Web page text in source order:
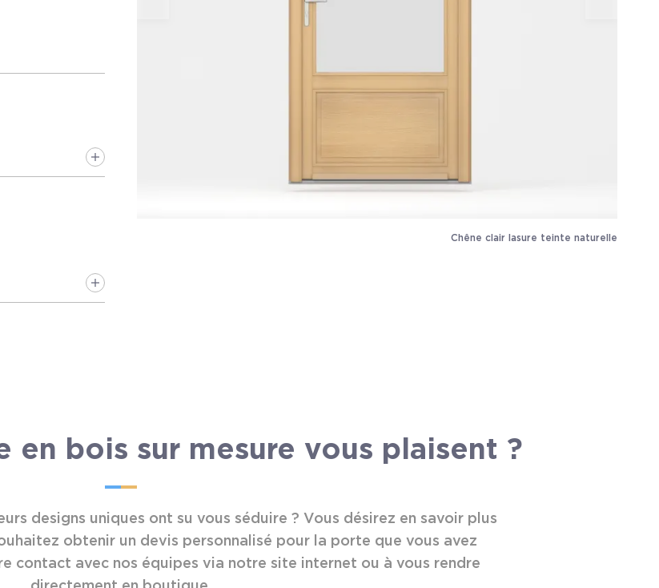
Chêne clair lasure teinte naturelle
en bois sur mesure vous plaisent ?
designs uniques ont su vous séduire ? Vous désirez en savoir plus
obtenir un devis personnalisé pour la porte que vous avez
contact avec nos équipes via notre site internet ou à vous rendre